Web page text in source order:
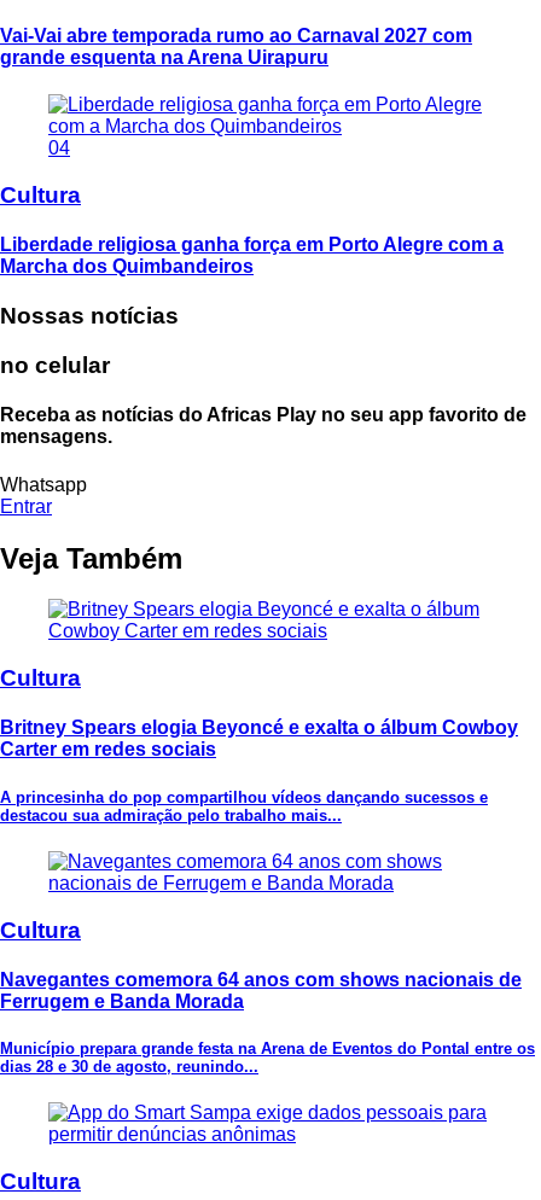
Vai-Vai abre temporada rumo ao Carnaval 2027 com
grande esquenta na Arena Uirapuru
04
Cultura
Liberdade religiosa ganha força em Porto Alegre com a
Marcha dos Quimbandeiros
Nossas notícias
no celular
Receba as notícias do Africas Play no seu app favorito de
mensagens.
Whatsapp
Entrar
Veja Também
Cultura
Britney Spears elogia Beyoncé e exalta o álbum Cowboy
Carter em redes sociais
A princesinha do pop compartilhou vídeos dançando sucessos e
destacou sua admiração pelo trabalho mais...
Cultura
Navegantes comemora 64 anos com shows nacionais de
Ferrugem e Banda Morada
Município prepara grande festa na Arena de Eventos do Pontal entre os
dias 28 e 30 de agosto, reunindo...
Cultura